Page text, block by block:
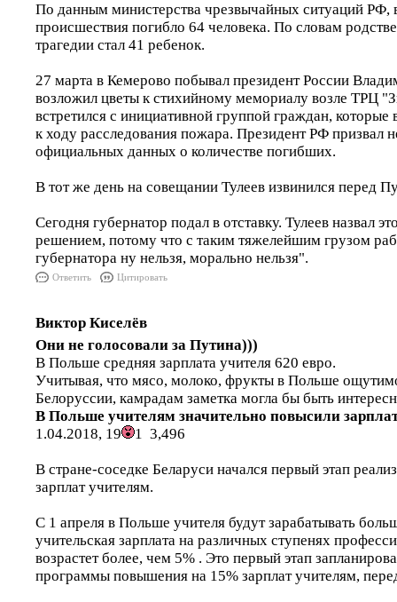
По данным министерства чрезвычайных ситуаций РФ, в
происшествия погибло 64 человека. По словам
трагедии стал 41 ребенок.
27 марта в Кемерово побывал президент России
возложил цветы к стихийному мемориалу возле ТРЦ
встретился с инициативной группой граждан, которые
к ходу расследования пожара. Президент РФ призвал
официальных данных о количестве погибших.
В тот же день на совещании Тулеев извинился перед
Сегодня губернатор подал в отставку. Тулеев назвал
решением, потому что с таким тяжелейшим грузом
губернатора ну нельзя, морально нельзя".
Ответить Цитировать
Виктор Киселёв
Они не голосовали за Путина)))
В Польше средняя зарплата учителя 620 евро.
Учитывая, что мясо, молоко, фрукты в Польше
Белоруссии, камрадам заметка могла бы быть
В Польше учителям значительно повысили
1.04.2018, 19
1 3,496
В стране-соседке Беларуси начался первый этап
зарплат учителям.
C 1 апреля в Польше учителя будут зарабатывать
учительская зарплата на различных ступенях
возрастет более, чем 5% . Это первый этап
программы повышения на 15% зарплат учителям,